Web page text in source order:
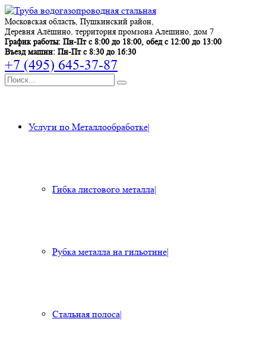
Московская область, Пушкинский район,
Деревня Алёшино, территория промзона Алешино, дом 7
График работы: Пн-Пт с 8:00 до 18:00, обед с 12:00 до 13:00
Въезд машин: Пн-Пт с 8:30 до 16:30
+7 (495) 645-37-87
Услуги по Металлообработке|
Гибка листового металла|
Рубка металла на гильотине|
Стальная полоса|